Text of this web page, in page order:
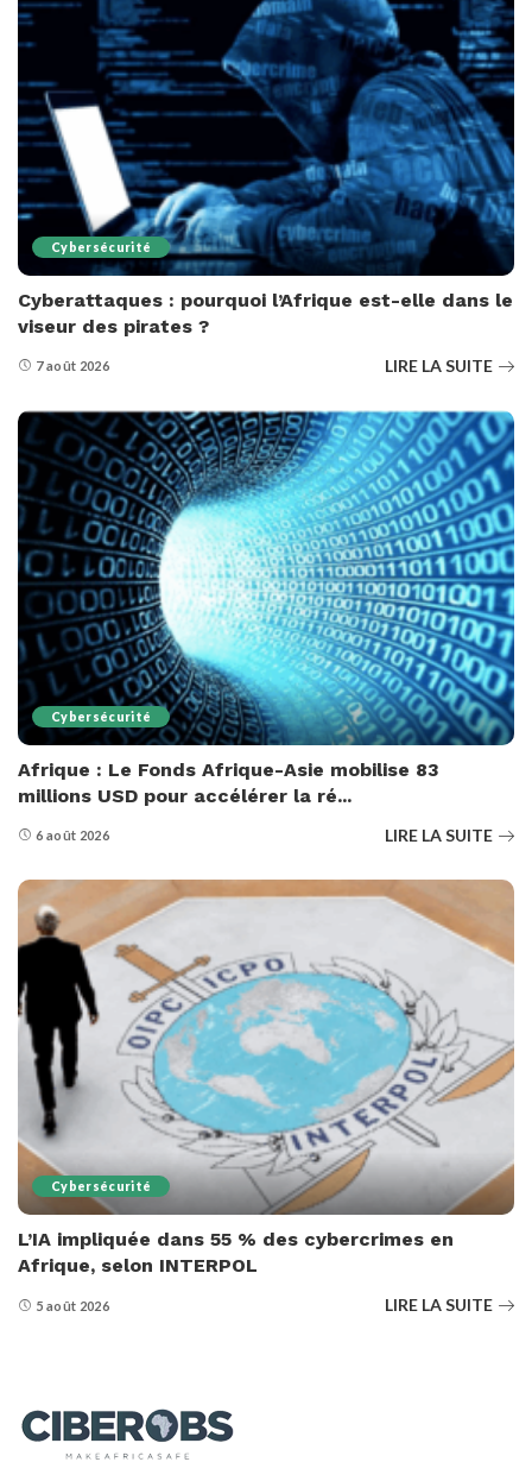
Cybersécurité
Cyberattaques : pourquoi l’Afrique est-elle dans le
viseur des pirates ?
7 août 2026 LIRE LA SUITE
Cybersécurité
Afrique : Le Fonds Afrique-Asie mobilise 83
millions USD pour accélérer la ré...
6 août 2026 LIRE LA SUITE
Cybersécurité
L’IA impliquée dans 55 % des cybercrimes en
Afrique, selon INTERPOL
5 août 2026 LIRE LA SUITE